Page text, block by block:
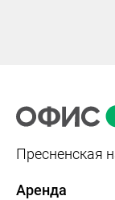
Пресненская
Аренда